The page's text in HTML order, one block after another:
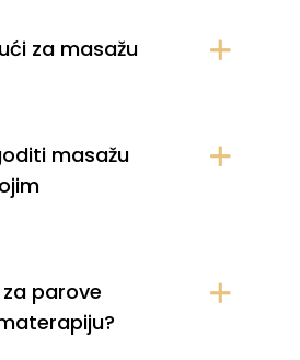
za masažu
masažu
parove